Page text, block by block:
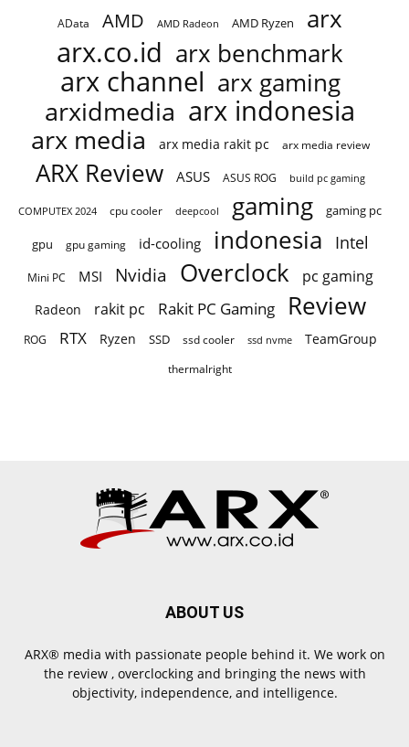
AData AMD AMD Radeon AMD Ryzen arx
arx.co.id arx benchmark
arx channel arx gaming
arxidmedia arx indonesia
arx media arx media rakit pc arx media review
ARX Review ASUS ASUS ROG build pc gaming
COMPUTEX 2024 cpu cooler deepcool gaming gaming pc
gpu gpu gaming id-cooling indonesia Intel
Mini PC MSI Nvidia Overclock pc gaming
Radeon rakit pc Rakit PC Gaming Review
ROG RTX Ryzen SSD ssd cooler ssd nvme TeamGroup
thermalright
ABOUT US
ARX® media with passionate people behind it. We work on
the review , overclocking and bringing the news with
objectivity, independence, and intelligence.